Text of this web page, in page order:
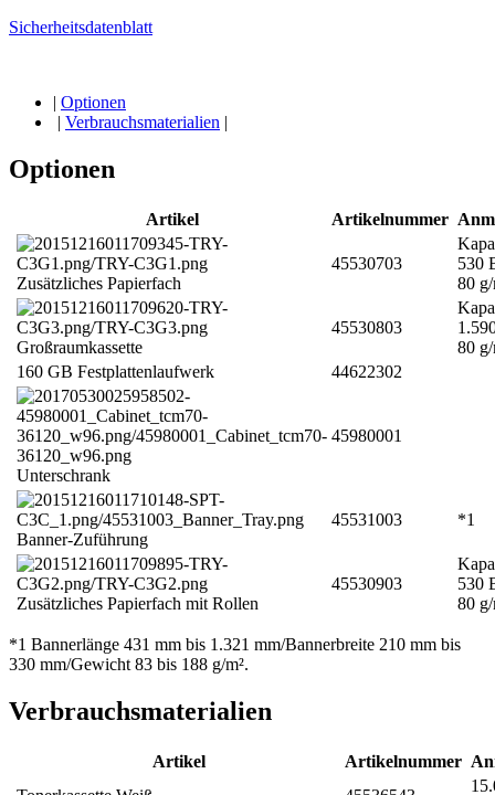
Sicherheitsdatenblatt
| Optionen
| Verbrauchsmaterialien |
Optionen
Artikel Artikelnummer
Zusätzliches Papierfach
45530703
530
80 g/
Großraumkassette
45530803
80 g/
160 GB Festplattenlaufwerk
44622302
Unterschrank
45980001
Banner-Zuführung
45531003 *1
Zusätzliches Papierfach mit Rollen
45530903
530
80 g/
*1 Bannerlänge 431 mm bis 1.321 mm/Bannerbreite 210 mm bis
330 mm/Gewicht 83 bis 188 g/m².
Verbrauchsmaterialien
Artikel Artikelnummer